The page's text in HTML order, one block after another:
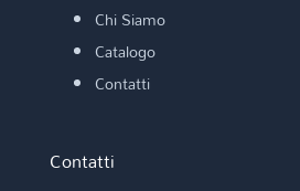
Chi Siamo
Catalogo
Contatti
Contatti